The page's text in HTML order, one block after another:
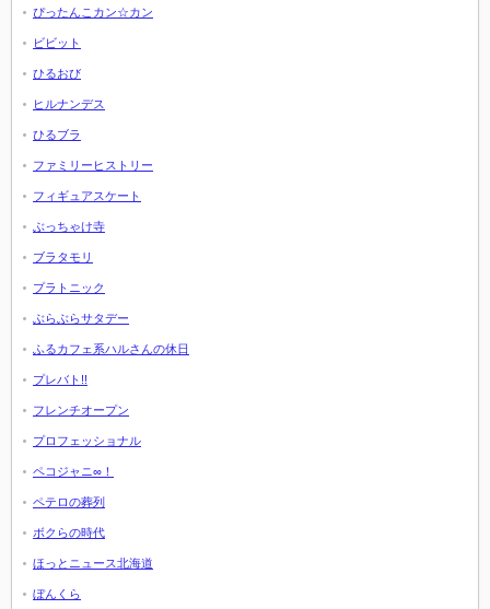
ぴったんこカン☆カン
ビビット
ひるおび
ヒルナンデス
ひるブラ
ファミリーヒストリー
フィギュアスケート
ぶっちゃけ寺
ブラタモリ
プラトニック
ぶらぶらサタデー
ふるカフェ系ハルさんの休日
プレバト!!
フレンチオープン
プロフェッショナル
ペコジャニ∞！
ペテロの葬列
ボクらの時代
ほっとニュース北海道
ぼんくら